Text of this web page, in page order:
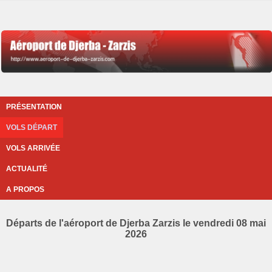
PRÉSENTATION
VOLS DÉPART
VOLS ARRIVÉE
ACTUALITÉ
A PROPOS
Départs de l'aéroport de Djerba Zarzis le vendredi 08 mai
2026